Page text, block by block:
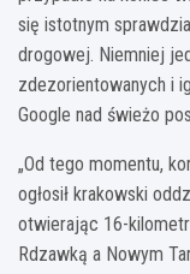
się istotnym
drogowej. Niemniej
zdezorientowanych i
Google nad świeżo
„Od tego momentu,
ogłosił krakowski
otwierając 16-
Rdzawką a Nowym